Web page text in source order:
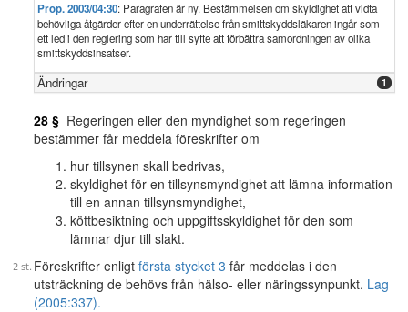
Prop. 2003/04:30: Paragrafen är ny. Bestämmelsen om skyldighet att vidta
behövliga åtgärder efter en underrättelse från smittskyddsläkaren ingår som
ett led i den reglering som har till syfte att förbättra samordningen av olika
smittskyddsinsatser.
Ändringar 1
28 § Regeringen eller den myndighet som regeringen
bestämmer får meddela föreskrifter om
hur tillsynen skall bedrivas,
skyldighet för en tillsynsmyndighet att lämna information
till en annan tillsynsmyndighet,
köttbesiktning och uppgiftsskyldighet för den som
lämnar djur till slakt.
Föreskrifter enligt första stycket 3 får meddelas i den
utsträckning de behövs från hälso- eller näringssynpunkt. Lag
(2005:337).